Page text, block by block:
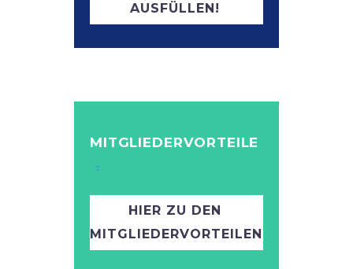
AUSFÜLLEN!
MITGLIEDERVORTEILE
HIER ZU DEN
MITGLIEDERVORTEILEN